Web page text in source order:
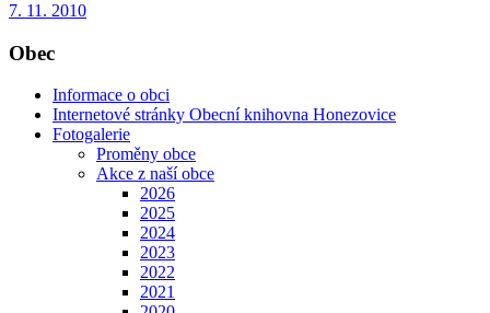
7. 11. 2010
Obec
Informace o obci
Internetové stránky Obecní knihovna Honezovice
Fotogalerie
Proměny obce
Akce z naší obce
2026
2025
2024
2023
2022
2021